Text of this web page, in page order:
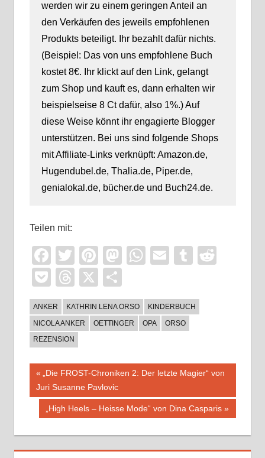
werden wir zu einem geringen Anteil an
den Verkäufen des jeweils empfohlenen
Produkts beteiligt. Ihr bezahlt dafür nichts.
(Beispiel: Das von uns empfohlene Buch
kostet 8€. Ihr klickt auf den Link, gelangt
zum Shop und kauft es, dann erhalten wir
beispielseise 8 Ct dafür, also 1%.) Auf
diese Weise könnt ihr engagierte Blogger
unterstützen. Bei uns sind folgende Shops
mit Affiliate-Links verknüpft: Amazon.de,
Hugendubel.de, Thalia.de, Piper.de,
genialokal.de, bücher.de und Buch24.de.
Teilen mit:
Facebook
TwitterPinterest
Mastodon
WhatsApp
EmailTumblr
PocketThreads
X
ANKER KATHRIN LENA ORSO
KINDERBUCH
NICOLA ANKER
OETTINGER OPA
ORSO
REZENSION
Beitragsnavigation
Vorheriger
Beitrag:
„Die FROST-Chroniken 2: Der letzte Magier“ von
Juri Susanne Pavlovic
Nächster
„High Heels – Heisse Mode“ von Dina Casparis